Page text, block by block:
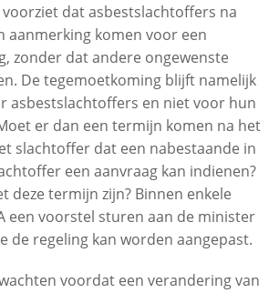
dat asbestslachtoffers na
aanmerking komen voor een
zonder dat andere ongewenste
De tegemoetkoming blijft namelijk
asbestslachtoffers en niet voor hun
er dan een termijn komen na het
slachtoffer dat een nabestaande in
een aanvraag kan indienen?
deze termijn zijn? Binnen enkele
een voorstel sturen aan de minister
de regeling kan worden aangepast.
voordat een verandering van